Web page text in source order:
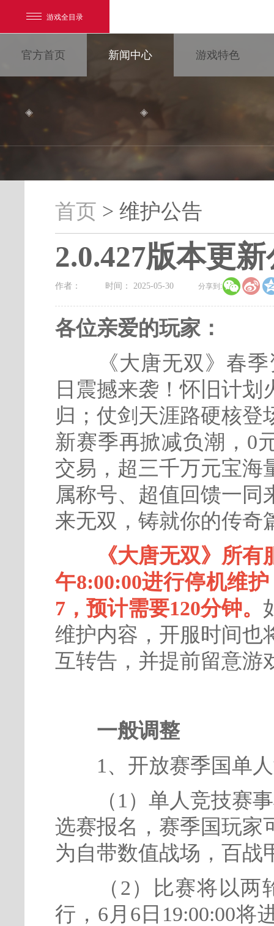
游戏全目录
我的足迹： 大唐无双
官方首页 新闻中心 游戏特色
最新新闻 新闻消息 游戏公告
维护公告
首页 > 维护公告
2.0.427版本更
作者： 时间： 2025-05-30 分享到:
各位亲爱的玩家：
《大唐无双》春
日震撼来袭！怀旧计
归；仗剑天涯路硬核登
新赛季再掀减负潮，0
交易，超三千万元宝海
属称号、超值回馈一
来无双，铸就你的传奇
《大唐无双》所
午8:00:00进行停机维
7，预计需要120分钟。
维护内容，开服时间也
互转告，并提前留意游
一般调整
1、开放赛季国单人
（1）单人竞技赛事
选赛报名，赛季国玩家
为自带数值战场，百战
（2）比赛将以两
行，6月6日19:00:00将